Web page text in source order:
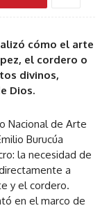
cómo el arte
el cordero o
divinos,
Dios.
Nacional de Arte
Burucúa
la necesidad de
a
y el cordero.
en el marco de